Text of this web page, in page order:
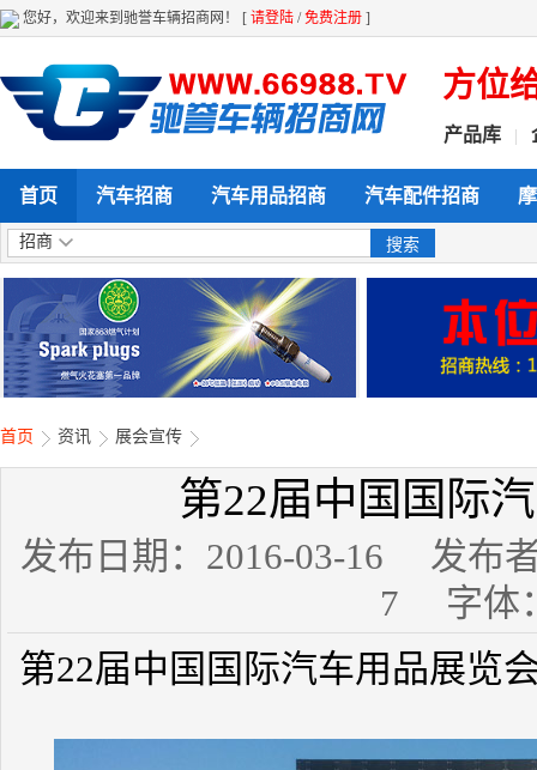
您好，欢迎来到驰誉车辆招商网！ [ 请登陆 /免费注册 ]
布 查看 采购 全天候 全方位给力
产品库
首页 汽车招商 汽车用品招商 汽车配件招商
招商
首页 资讯 展会宣传
第22届中国国际
发布日期：2016-03-16 发布
7 字体
第22届中国国际汽车用品展览